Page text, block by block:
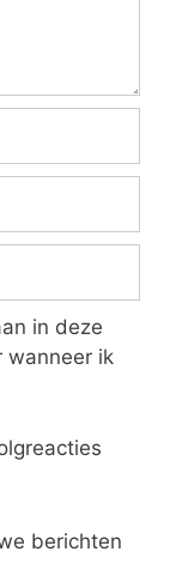
in deze
wanneer ik
berichten